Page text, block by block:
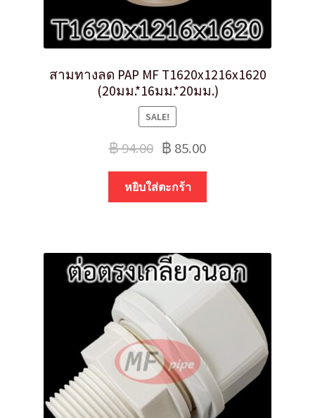
สามทางลด PAP MF T1620x1216x1620
(20มม.*16มม.*20มม.)
SALE!
฿94.00 ฿ 85.00
หยิบใส่ตะกร้า